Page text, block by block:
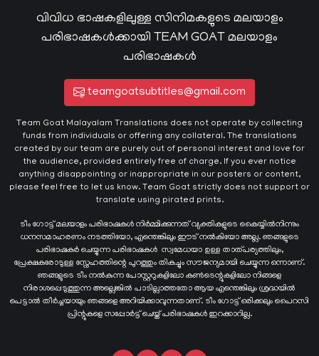
വിവിധ ഭാഷകളിലുള്ള സിനിമകളുടെ മലയാളം
പരിഭാഷകൾക്കായി TEAM GOAT മലയാളം
പരിഭാഷകൾ
teamgoatsubtitles@gmail.com
Team Goat Malayalam Translations does not operate by collecting
funds from individuals or offering any collateral. The translations
created by our team are purely out of personal interest and love for
the audience, provided entirely free of charge. If you ever notice
anything disappointing or inappropriate in our posters or content,
please feel free to let us know. Team Goat strictly does not support or
translate using pirated prints.
ടീം ഗോട്ട് മലയാളം പരിഭാഷകൾ നിർമ്മിക്കുന്നത് വ്യക്തികളുടെ കൈയ്യില്‍നിന്നും
ധനസമാഹരണം നടത്തിയോ, എന്തെങ്കിലും ഈട് നൽകിയോ അല്ല. ഞങ്ങളുടെ
പരിഭാഷകർ ചെയ്യുന്ന പരിഭാഷകള്‍ സ്വമേധയാ ഉള്ള താത്പര്യത്തിലും,
പ്രേക്ഷകരോടുള്ള സ്നേഹത്തിന്റെ പുറത്തും തികച്ചും സൗജന്യമായി ചെയ്യുന്ന ഒന്നാണ്.
ഞങ്ങളുടെ ടീം നൽകുന്ന പോസ്റ്ററുകളിലോ കൺടെന്റുകളിലോ നിങ്ങളെ
നിരാശപ്പെടുത്തുന്ന അല്ലെങ്കിൽ പാടില്ലാത്തതോ ആയ എന്തെങ്കിലും ശ്രദ്ധയിൽ
പെട്ടാൽ തീർച്ചയായും ഞങ്ങളെ അറിയിക്കാവുന്നതാണ്. ടീം ഗോട്ട് ഒരിക്കലും പൈറസി
പ്രിന്റുകളെ സപ്പോർട്ട് ചെയ്ത് പരിഭാഷകൾ ഇറക്കാറില്ല.